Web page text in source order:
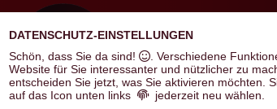
DATENSCHUTZ-EINSTELLUNGEN
Schön, dass Sie da sind!
. Verschiedene
Website für Sie interessanter und nützlicher zu
entscheiden Sie jetzt, was Sie aktivieren möchten.
auf das Icon unten links
jederzeit neu wählen.